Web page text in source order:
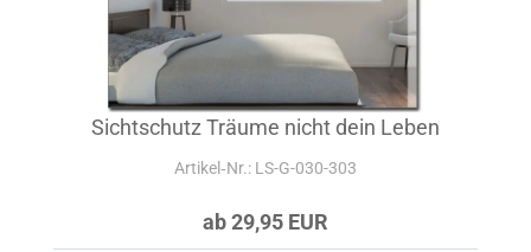
Sichtschutz Träume nicht dein Leben
Artikel‑Nr.: LS-G-030-303
ab 29,95 EUR